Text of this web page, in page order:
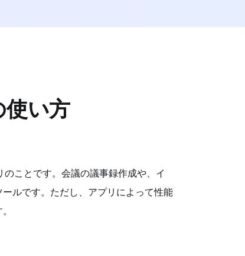
い方
ことです。会議の議事録作成や、イ
ルです。ただし、アプリによって性能